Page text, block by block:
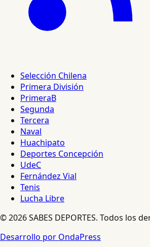
Selección Chilena
Primera División
PrimeraB
Segunda
Tercera
Naval
Huachipato
Deportes Concepción
UdeC
Fernández Vial
Tenis
Lucha Libre
© 2026 SABES DEPORTES. Todos los
Desarrollo por OndaPress